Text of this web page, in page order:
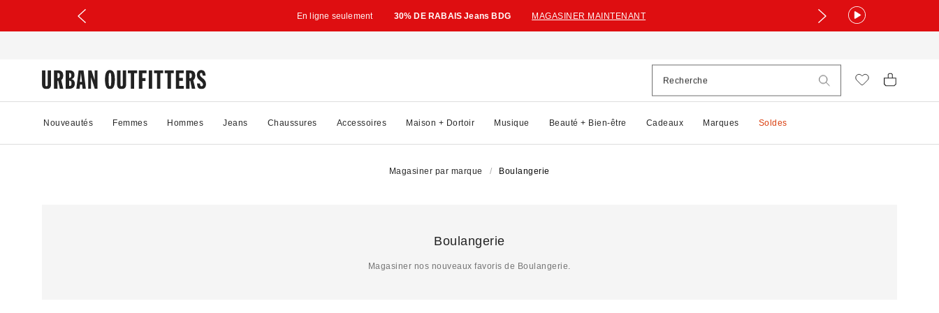
En ligne seulement 30% DE RABAIS Jeans BDG MAGASINER MAINTENANT
Nouveautés Femmes Hommes Jeans Chaussures Accessoires Maison + Dortoir Musique Beauté + Bien-être Cadeaux Marques Soldes
Magasiner par marque Boulangerie
Boulangerie
Magasiner nos nouveaux favoris de Boulangerie.